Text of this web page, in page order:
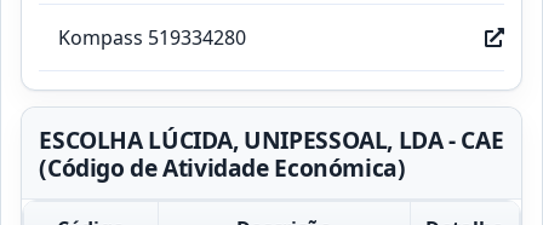
Kompass 519334280
ESCOLHA LÚCIDA, UNIPESSOAL, LDA - CAE
(Código de Atividade Económica)